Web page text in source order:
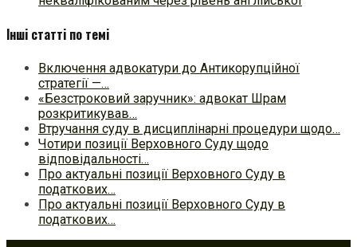
Інші статті по темі
Включення адвокатури до Антикорупційної
стратегії —…
«Безстроковий заручник»: адвокат Шрам
розкритикував…
Втручання суду в дисциплінарні процедури щодо…
Чотири позиції Верховного Суду щодо
відповідальності…
Про актуальні позиції Верховного Суду в
податкових…
Про актуальні позиції Верховного Суду в
податкових…